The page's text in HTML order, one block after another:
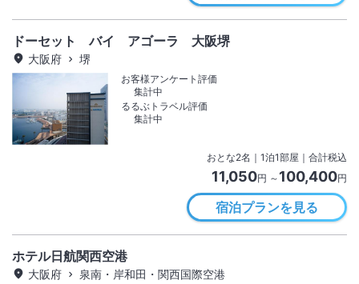
ドーセット バイ アゴーラ 大阪堺
大阪府 堺
お客様アンケート評価
集計中
るるぶトラベル評価
集計中
おとな2名 ｜ 1泊1部屋｜合計税込
11,050円 ～ 100,400円
宿泊プランを見る
ホテル日航関西空港
大阪府 泉南・岸和田・関西国際空港